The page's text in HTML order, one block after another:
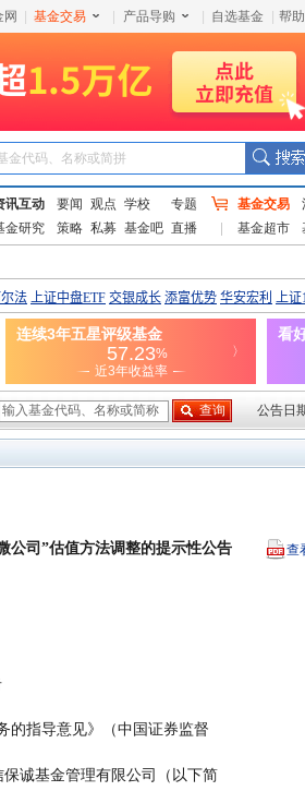
网 基金交易 产品导购 自选基金 帮
金代码、名称或简拼
讯互动 要闻 观点 学校
专题
金研究
策略 私募 基金吧 直播
基金交易
基金超市
公告日
公司”估值方法调整的提示性公告 查
金估值业务的指导意见》（中国证券监督
定，中信保诚基金管理有限公司（以下简